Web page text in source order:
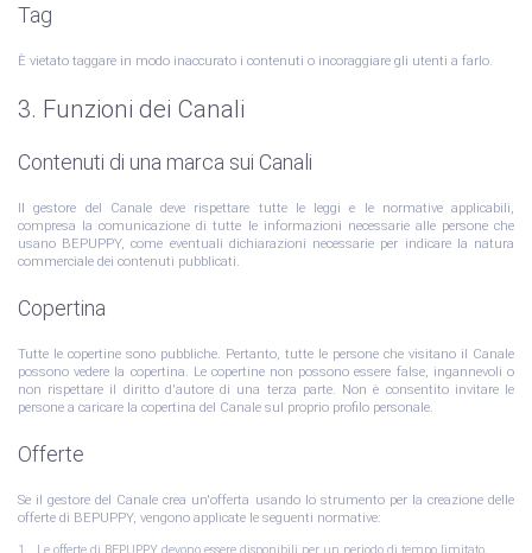
Tag
È vietato taggare in modo inaccurato i contenuti o incoraggiare gli utenti a farlo.
3. Funzioni dei Canali
Contenuti di una marca sui Canali
Il gestore del Canale deve rispettare tutte le leggi e le normative applicabili,
compresa la comunicazione di tutte le informazioni necessarie alle persone che
usano BEPUPPY, come eventuali dichiarazioni necessarie per indicare la natura
commerciale dei contenuti pubblicati.
Copertina
Tutte le copertine sono pubbliche. Pertanto, tutte le persone che visitano il Canale
possono vedere la copertina. Le copertine non possono essere false, ingannevoli o
non rispettare il diritto d'autore di una terza parte. Non è consentito invitare le
persone a caricare la copertina del Canale sul proprio profilo personale.
Offerte
Se il gestore del Canale crea un'offerta usando lo strumento per la creazione delle
offerte di BEPUPPY, vengono applicate le seguenti normative:
Le offerte di BEPUPPY devono essere disponibili per un periodo di tempo limitato.